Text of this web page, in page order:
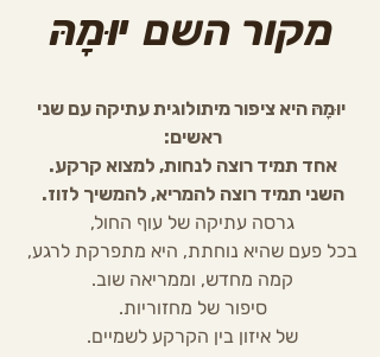
מקור השם יוּמָהּ
יוּמָהּ היא ציפור מיתולוגית עתיקה עם שני
ראשים:
אחד תמיד רוצה לנחות, למצוא קרקע.
השני תמיד רוצה להמריא, להמשיך לזוז.
גרסה עתיקה של עוף החול,
בכל פעם שהיא נוחתת, היא מתפרקת לרגע,
קמה מחדש, וממריאה שוב.
סיפור של מחזוריות.
של איזון בין הקרקע לשמיים.